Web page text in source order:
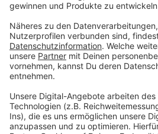
Umstellung auf "Opt-out"
Anzeige
Der Start der "ePA für alle" soll
wählbares Angebot, um das sich
kümmern mussten, waren E-
eingeführt worden. Sie wurden